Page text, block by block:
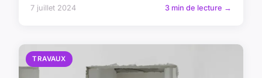
7 juillet 2024 3 min de lecture →
TRAVAUX